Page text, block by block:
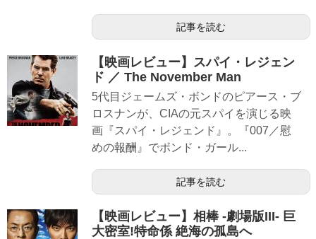
記事を読む
【映画レビュー】スパイ・レジェン
ド ／ The November Man
5代目ジェームズ・ボンドのピアース・ブ
ロスナンが、CIAの元スパイを演じる映
画『スパイ・レジェンド』。『007／慰
めの報酬』でボンド・ガール...
記事を読む
【映画レビュー】相棒 -劇場版III- 巨
大密室!特命係 絶海の孤島へ